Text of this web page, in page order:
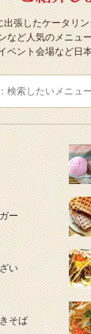
張したケータリン
など人気のメニュ
ベント会場など日
ー
い
そば